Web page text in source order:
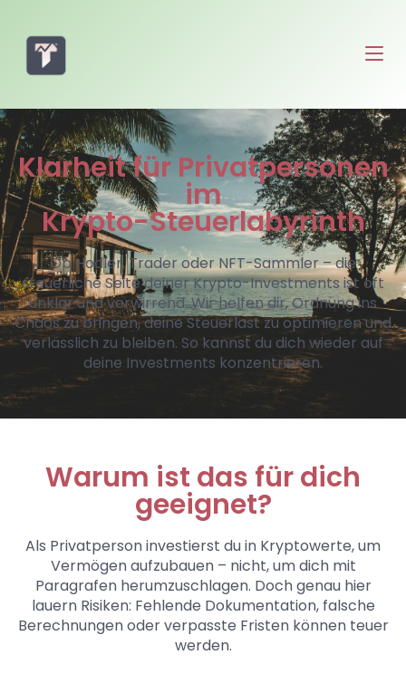
Klarheit für Privatpersonen
im
Krypto-Steuerlabyrinth
Ob Hodler, Trader oder NFT-Sammler – die
steuerliche Seite deiner Krypto-Investments ist oft
unklar und verwirrend. Wir helfen dir, Ordnung ins
Chaos zu bringen, deine Steuerlast zu optimieren und
verlässlich zu bleiben. So kannst du dich wieder auf
deine Investments konzentrieren.
Warum ist das für dich
geeignet?
Als Privatperson investierst du in Kryptowerte, um
Vermögen aufzubauen – nicht, um dich mit
Paragrafen herumzuschlagen. Doch genau hier
lauern Risiken: Fehlende Dokumentation, falsche
Berechnungen oder verpasste Fristen können teuer
werden.